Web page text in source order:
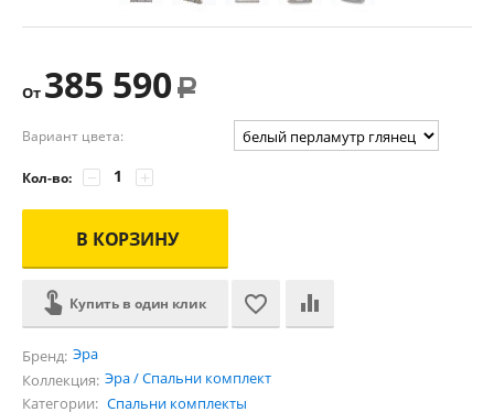
От 385 590 Р
Вариант цвета:
Кол-во: +
−
В КОРЗИНУ
Купить в один клик
Бренд: Эра
Коллекция: Эра / Спальни комплект
Категории: Спальни комплекты